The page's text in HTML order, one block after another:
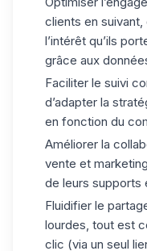
clients en
l’intérêt qu’ils
grâce aux
Faciliter le suivi
d’adapter la
en fonction du
Améliorer la
vente et
de leurs supports
Fluidifier le
lourdes, tout est
clic (via un seul